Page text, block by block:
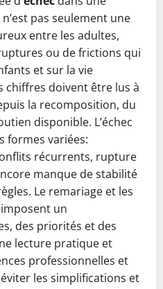
n’est pas seulement une
entre les adultes,
ou de frictions qui
et sur la vie
chiffres doivent être lus à
la recomposition, du
disponible. L’échec
formes variées:
récurrents, rupture
manque de stabilité
Le remariage et les
un
des priorités et des
lecture pratique et
professionnelles et
les simplifications et